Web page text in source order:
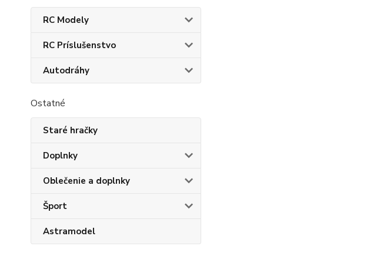
RC Modely
RC Príslušenstvo
Autodráhy
Ostatné
Staré hračky
Doplnky
Oblečenie a doplnky
Šport
Astramodel